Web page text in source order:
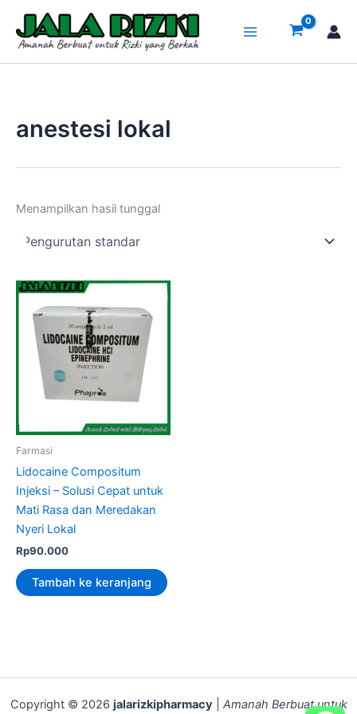
konten
anestesi lokal
Menampilkan hasil tunggal
Farmasi
Lidocaine Compositum
Injeksi – Solusi Cepat untuk
Mati Rasa dan Meredakan
Nyeri Lokal
Rp90.000
Tambah ke keranjang
Copyright © 2026 jalarizkipharmacy Amanah Berbuat untuk